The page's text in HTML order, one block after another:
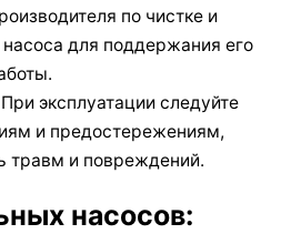
по чистке и
для поддержания его
эксплуатации следуйте
и предостережениям,
травм и повреждений.
насосов: